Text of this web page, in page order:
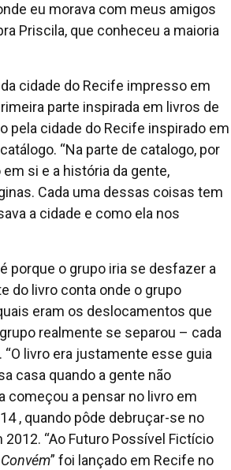
eu morava com meus amigos
Priscila, que conheceu a maioria
cidade do Recife impresso em
parte inspirada em livros de
pela cidade do Recife inspirado em
“Na parte de catalogo, por
si e a história da gente,
Cada uma dessas coisas tem
a cidade e como ela nos
porque o grupo iria se desfazer a
do livro conta onde o grupo
eram os deslocamentos que
realmente se separou – cada
livro era justamente esse guia
casa quando a gente não
começou a pensar no livro em
, quando pôde debruçar-se no
“Ao Futuro Possível Fictício
” foi lançado em Recife no